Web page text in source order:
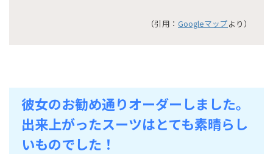
（引用： Googleマップより）
彼女のお勧め通りオーダーしました。
出来上がったスーツはとても素晴らし
いものでした！